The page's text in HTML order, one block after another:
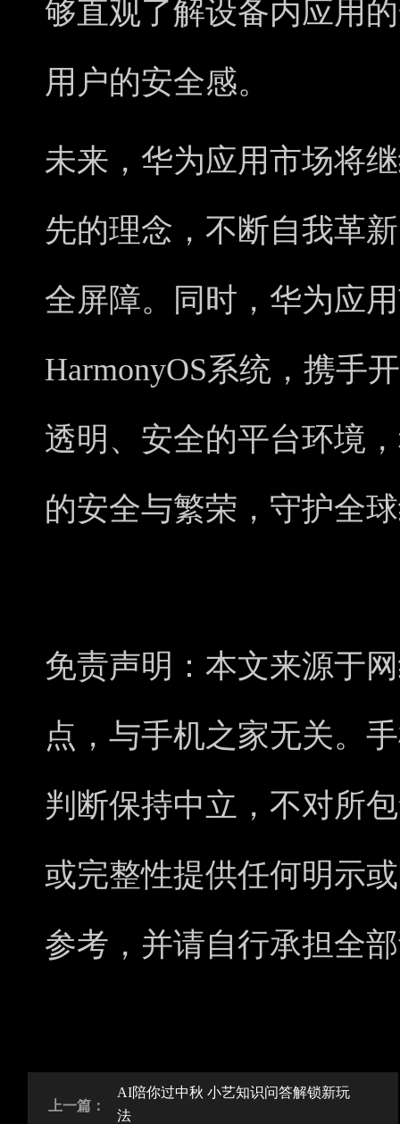
够直观了解设备内应用
用户的安全感。
未来，华为应用市场将
先的理念，不断自我革
全屏障。同时，华为应
HarmonyOS系统，携手
透明、安全的平台环境
的安全与繁荣，守护全
免责声明：本文来源于
点，与手机之家无关。
判断保持中立，不对所
或完整性提供任何明示
参考，并请自行承担全
上一篇：
AI陪你过中秋 小艺知识问答解锁新玩
法